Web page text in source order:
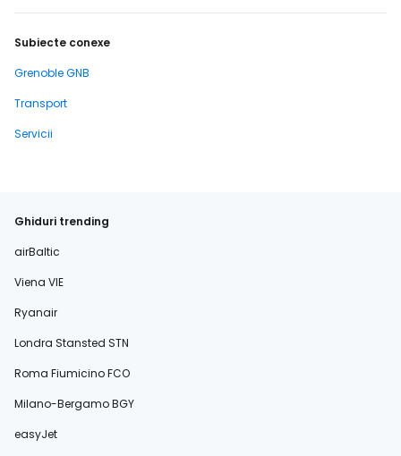
Subiecte conexe
Grenoble GNB
Transport
Servicii
Ghiduri trending
airBaltic
Viena VIE
Ryanair
Londra Stansted STN
Roma Fiumicino FCO
Milano-Bergamo BGY
easyJet